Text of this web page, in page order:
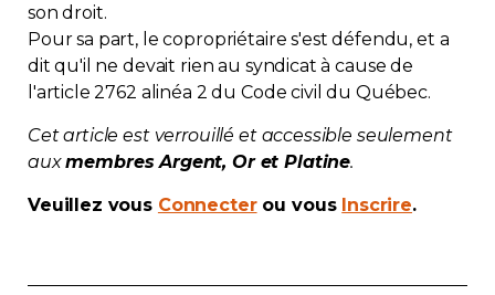
Zone Membres
Français
son droit.
Pour sa part, le copropriétaire s'est défendu, et a
dit qu'il ne devait rien au syndicat à cause de
l'article 2762 alinéa 2 du Code civil du Québec.
Cet article est verrouillé et accessible seulement
auxmembres Argent, Or et Platine.
Veuillez vous Connecterou vous Inscrire.